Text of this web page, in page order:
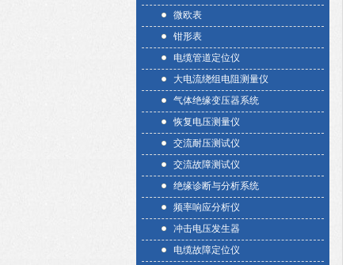
微欧表
钳形表
电缆管道定位仪
大电流绕组电阻测量仪
气体绝缘变压器系统
恢复电压测量仪
交流耐压测试仪
交流故障测试仪
绝缘诊断与分析系统
频率响应分析仪
冲击电压发生器
电缆故障定位仪